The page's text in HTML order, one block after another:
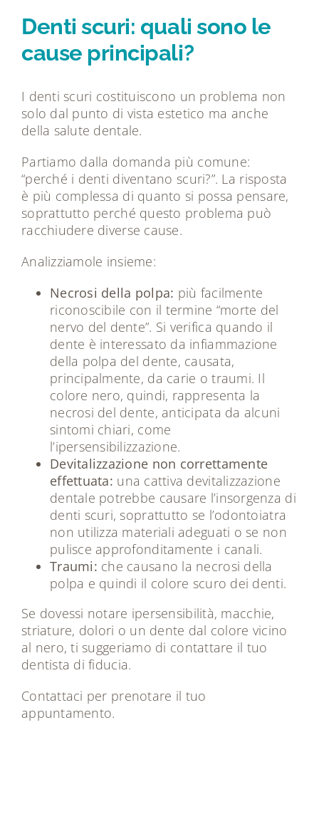
Dicono di noi
Magazine
Denti scuri: quali sono le
cause principali?
I denti scuri costituiscono un problema non
solo dal punto di vista estetico ma anche
della salute dentale.
Partiamo dalla domanda più comune:
“perché i denti diventano scuri?”. La risposta
è più complessa di quanto si possa pensare,
soprattutto perché questo problema può
racchiudere diverse cause.
Analizziamole insieme:
Necrosi della polpa: più facilmente
riconoscibile con il termine “morte del
nervo del dente”. Si verifica quando il
dente è interessato da infiammazione
della polpa del dente, causata,
principalmente, da carie o traumi. Il
colore nero, quindi, rappresenta la
necrosi del dente, anticipata da alcuni
sintomi chiari, come
l’ipersensibilizzazione.
Devitalizzazione non correttamente
effettuata: una cattiva devitalizzazione
dentale potrebbe causare l’insorgenza di
denti scuri, soprattutto se l’odontoiatra
non utilizza materiali adeguati o se non
pulisce approfonditamente i canali.
Traumi: che causano la necrosi della
polpa e quindi il colore scuro dei denti.
Se dovessi notare ipersensibilità, macchie,
striature, dolori o un dente dal colore vicino
al nero, ti suggeriamo di contattare il tuo
dentista di fiducia.
Contattaci per prenotare il tuo
appuntamento.